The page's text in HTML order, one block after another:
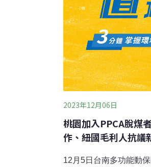
2023年12月06日
桃園加入PPCA脫煤
作、紐國毛利人抗議
12月5日台南多功能動